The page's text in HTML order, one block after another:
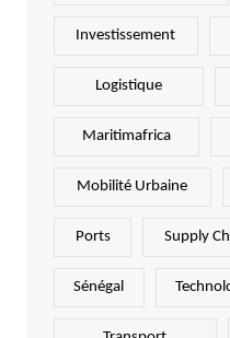
Investissement
Logistique
Maritimafrica
Mobilité Urbaine
Ports Supply
Sénégal